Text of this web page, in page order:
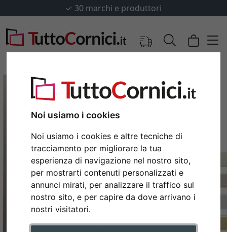
Noi usiamo i cookies
Noi usiamo i cookies e altre tecniche di
tracciamento per migliorare la tua
esperienza di navigazione nel nostro sito,
per mostrarti contenuti personalizzati e
annunci mirati, per analizzare il traffico sul
nostro sito, e per capire da dove arrivano i
nostri visitatori.
✓ 30 marchi e produttori
Indietro